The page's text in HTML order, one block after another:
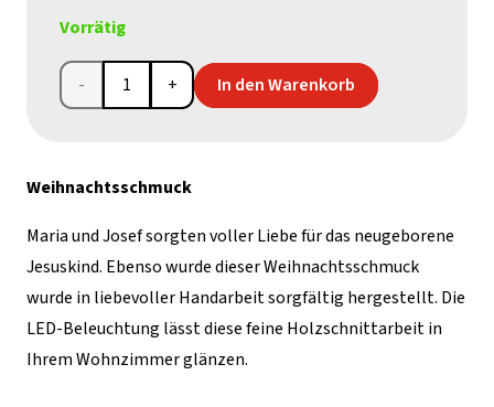
Vorrätig
Weihnachtskrippe
In den Warenkorb
Weihnachtsschmuck
Maria und Josef sorgten voller Liebe für das neugeborene
Jesuskind. Ebenso wurde dieser Weihnachtsschmuck
wurde in liebevoller Handarbeit sorgfältig hergestellt. Die
LED-Beleuchtung lässt diese feine Holzschnittarbeit in
Ihrem Wohnzimmer glänzen.